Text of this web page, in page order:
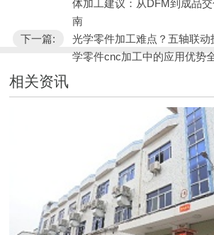
体加工建议：从DFM到成品
南
下一篇:
光学零件加工难点？五轴联
学零件cnc加工中的应用优势
相关资讯